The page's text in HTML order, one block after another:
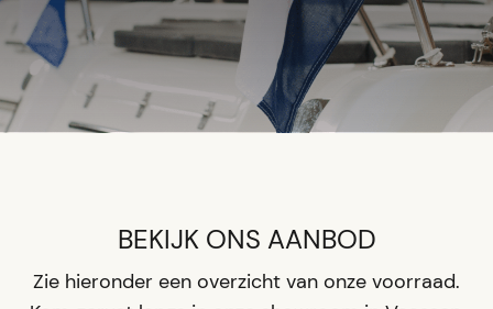
BEKIJK ONS AANBOD
Zie hieronder een overzicht van onze voorraad.